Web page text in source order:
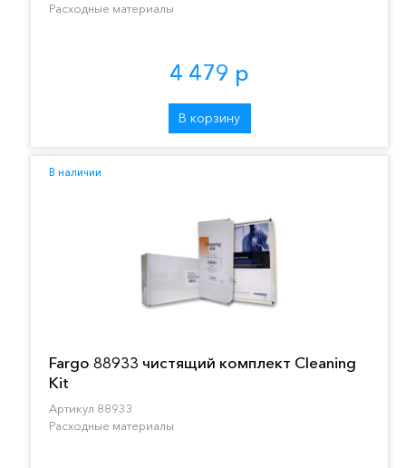
Расходные материалы
4 479 р
В корзину
В наличии
Fargo 88933 чистящий комплект Cleaning
Kit
Артикул 88933
Расходные материалы